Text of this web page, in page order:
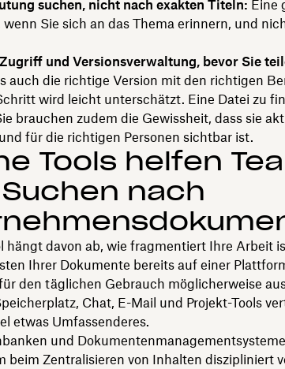
suchen, nicht nach exakten Titeln: Eine
Sie sich an das Thema erinnern, und
und Versionsverwaltung, bevor Sie
auch die richtige Version mit den richtigen
wird leicht unterschätzt. Eine Datei zu
brauchen zudem die Gewissheit, dass sie
für die richtigen Personen sichtbar ist.
Tools helfen
nach
hängt davon ab, wie fragmentiert Ihre Arbeit
Ihrer Dokumente bereits auf einer
den täglichen Gebrauch möglicherweise
Chat, E-Mail und Projekt-Tools
etwas Umfassenderes.
und
beim Zentralisieren von Inhalten diszipliniert